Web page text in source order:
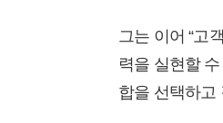
그는 이어 “고
력을 실현할
합을 선택하고